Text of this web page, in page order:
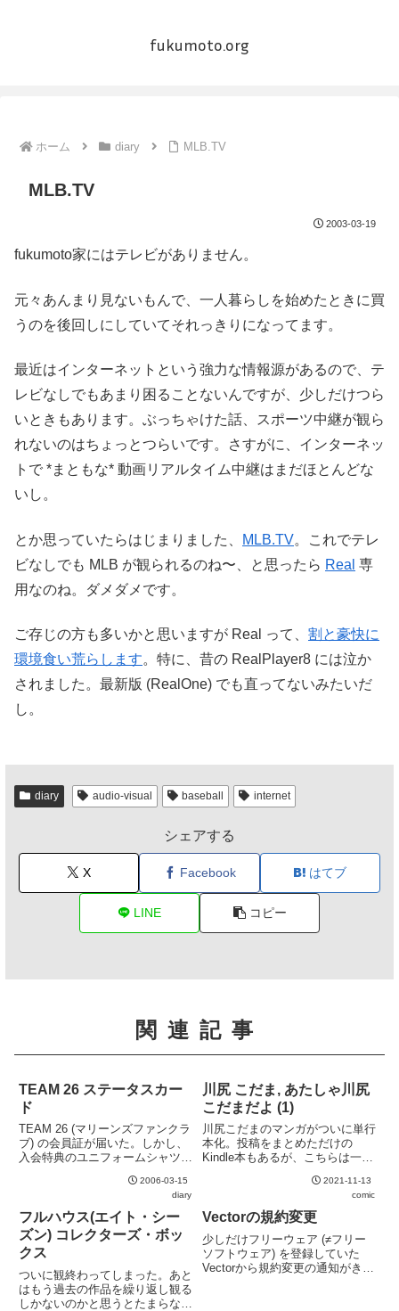
fukumoto.org
ホーム diary MLB.TV
MLB.TV
2003-03-19
fukumoto家にはテレビがありません。
元々あんまり見ないもんで、一人暮らしを始めたときに買
うのを後回しにしていてそれっきりになってます。
最近はインターネットという強力な情報源があるので、テ
レビなしでもあまり困ることないんですが、少しだけつら
いときもあります。ぶっちゃけた話、スポーツ中継が観ら
れないのはちょっとつらいです。さすがに、インターネッ
トで *まともな* 動画リアルタイム中継はまだほとんどな
いし。
とか思っていたらはじまりました、 MLB.TV。これでテレ
ビなしでも MLB が観られるのね〜、と思ったら Real 専
用なのね。ダメダメです。
ご存じの方も多いかと思いますが Real って、 割と豪快に
環境食い荒らします。特に、昔の RealPlayer8 には泣か
されました。最新版 (RealOne) でも直ってないみたいだ
し。
diary audio-visual baseball internet
シェアする
X Facebook はてブ
LINE コピー
関連記事
TEAM 26 ステータスカー
ド
TEAM 26 (マリーンズファンクラ
ブ) の会員証が届いた。しかし、
入会特典のユニフォームシャツは
るらしい。優勝効果で処理が追い
2006-03-15
diary
川尻 こだま, あたしゃ川尻
こだまだよ (1)
川尻こだまのマンガがついに単行
本化。投稿をまとめただけの
Kindle本もあるが、こちらは一応
丁も無駄に豪華。川尻こだまには
第二の西原理恵子の呼び声もある
が、そこまで攻めた作風でもな
く、その乱れた食生活を中心と
し...
2021-11-13
comic
フルハウス(エイト・シー
ズン) コレクターズ・ボッ
クス
ついに観終わってしまった。あと
はもう過去の作品を繰り返し観る
しかないのかと思うとたまらなく
Vectorの規約変更
少しだけフリーウェア (≠フリー
ソフトウェア) を登録していた
Vectorから規約変更の通知がき